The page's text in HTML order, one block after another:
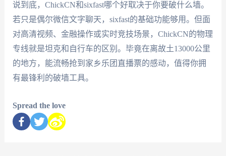
说到底，ChickCN和sixfast哪个好取决于你要破什么墙。
若只是偶尔微信文字聊天，sixfast的基础功能够用。但面
对高清视频、金融操作或实时竞技场景，ChickCN的物理
专线就是坦克和自行车的区别。毕竟在离故土13000公里
的地方，能流畅抢到家乡乐团直播票的感动，值得你拥
有最锋利的破墙工具。
Spread the love